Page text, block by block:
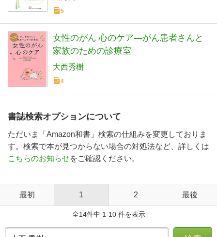
5
女性のがん 心のケア―がん患者さんと
家族のための診療室
大西秀樹
4
書誌検索オプションについて
ただいま「Amazon和書」検索の仕組みを変更しておりま
す。検索で本が見つからない場合の対処法など、詳しくは
こちらのお知らせをご確認ください。
最初 1 2 最後
全14件中 1-10 件を表示